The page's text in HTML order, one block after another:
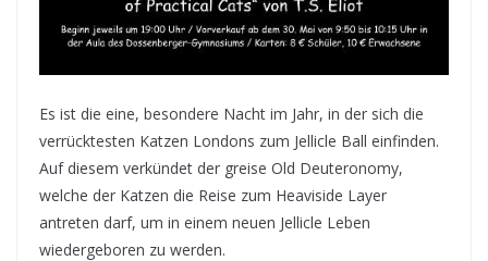
Es ist die eine, besondere Nacht im Jahr, in der sich die
verrücktesten Katzen Londons zum Jellicle Ball einfinden.
Auf diesem verkündet der greise Old Deuteronomy,
welche der Katzen die Reise zum Heaviside Layer
antreten darf, um in einem neuen Jellicle Leben
wiedergeboren zu werden.